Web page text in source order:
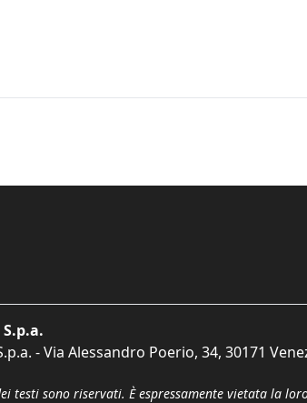
- Via Alessandro Poerio, 34, 30171
testi sono riservati. È espressamente vietata la